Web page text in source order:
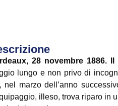
28 novembre 1886.
lungo e non privo di
nel marzo dell’anno
illeso, trova riparo in